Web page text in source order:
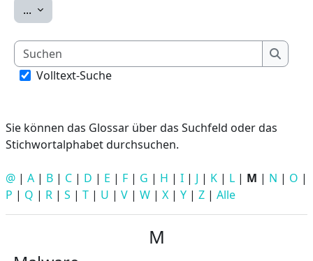
... Einträge exportieren
Suchen
Suchen
Volltext-Suche
Sie können das Glossar über das Suchfeld oder das
Stichwortalphabet durchsuchen.
@ | A | B | C | D | E | F | G | H | I | J | K | L | M | N | O |
P | Q | R | S | T | U | V | W | X | Y | Z | Alle
M